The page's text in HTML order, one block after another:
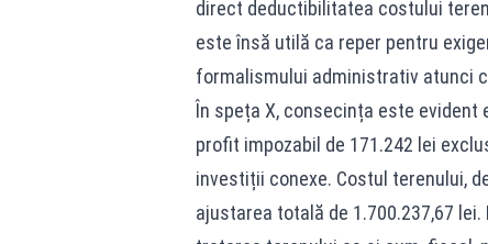
direct deductibilitatea costului
este însă utilă ca reper pentru
formalismului administrativ atunci
În speța X, consecința este evident
profit impozabil de 171.242 lei
investiții conexe. Costul terenului,
ajustarea totală de 1.700.237,67